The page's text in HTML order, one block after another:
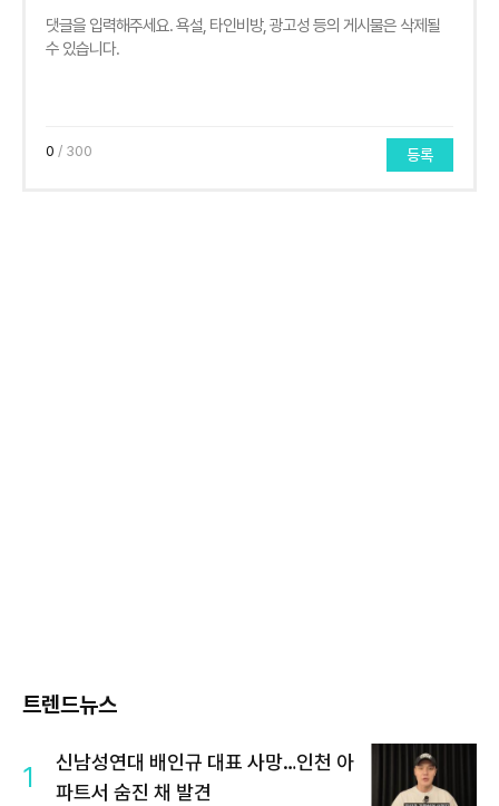
0 / 300 등록
트렌드뉴스
1
신남성연대 배인규 대표 사망…인천 아
파트서 숨진 채 발견